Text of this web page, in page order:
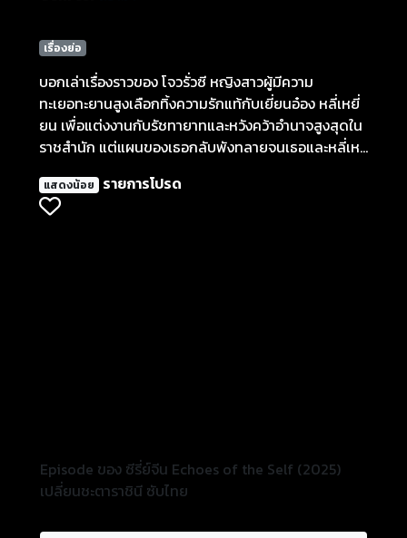
เรื่องย่อ
บอกเล่าเรื่องราวของ โจวรั่วซี หญิงสาวผู้มีความ
ทะเยอทะยานสูงเลือกทิ้งความรักแท้กับเยี่ยนอ๋อง หลี่เหยี่
ยน เพื่อแต่งงานกับรัชทายาทและหวังคว้าอำนาจสูงสุดใน
ราชสำนัก แต่แผนของเธอกลับพังทลายจนเธอและหลี่เห
โอกาสครั้งที่สอง รั่วซีตื่นขึ้นมาในร่างของเจ้าหญิงฟู่เหว่ย
หญิงสาวอีกคนที่ต้องแต่งงานตามข้อตกลงทางการเมือง
แสดงน้อย รายการโปรด
Episode ของ ซีรี่ย์จีน Echoes of the Self (2025)
เปลี่ยนชะตาราชินี ซับไทย